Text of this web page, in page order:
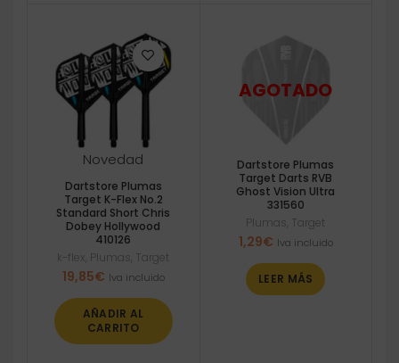
Novedad
Dartstore Plumas
Target K-Flex No.2
Standard Short Chris
Dobey Hollywood
410126
k-flex Plumas Target
19,85€ Iva incluido
AÑADIR AL
CARRITO
Dartstore Plumas
Target Darts RVB
Ghost Vision Ultra
331560
Plumas Target
1,29€ Iva incluido
LEER MÁS